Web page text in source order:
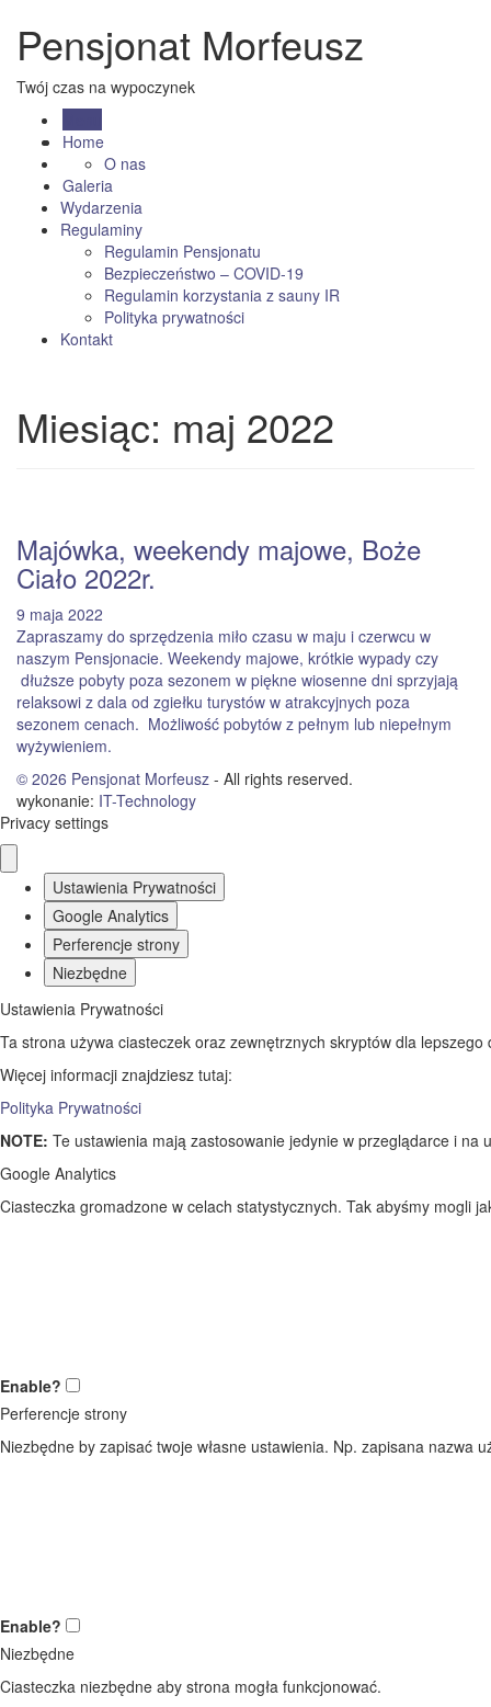
Pensjonat Morfeusz
Twój czas na wypoczynek
Home
O nas
Galeria
Wydarzenia
Regulaminy
Regulamin Pensjonatu
Bezpieczeństwo – COVID-19
Regulamin korzystania z sauny IR
Polityka prywatności
Kontakt
Miesiąc: maj 2022
Majówka, weekendy majowe, Boże
Ciało 2022r.
9 maja 2022
Zapraszamy do sprzędzenia miło czasu w maju i czerwcu w
naszym Pensjonacie. Weekendy majowe, krótkie wypady czy
dłuższe pobyty poza sezonem w piękne wiosenne dni sprzyjają
relaksowi z dala od zgiełku turystów w atrakcyjnych poza
sezonem cenach. Możliwość pobytów z pełnym lub niepełnym
wyżywieniem.
© 2026 Pensjonat Morfeusz - All rights reserved.
wykonanie: IT-Technology
Privacy settings
Ustawienia Prywatności
Google Analytics
Perferencje strony
Niezbędne
Ustawienia Prywatności
Ta strona używa ciasteczek oraz zewnętrznych skryptów dla
Więcej informacji znajdziesz tutaj:
Polityka Prywatności
NOTE: Te ustawienia mają zastosowanie jedynie w przeglądarce i na
Google Analytics
Ciasteczka gromadzone w celach statystycznych. Tak abyśmy mogli
Enable?
Perferencje strony
Niezbędne by zapisać twoje własne ustawienia. Np. zapisana nazwa
Enable?
Niezbędne
Ciasteczka niezbędne aby strona mogła funkcjonować.